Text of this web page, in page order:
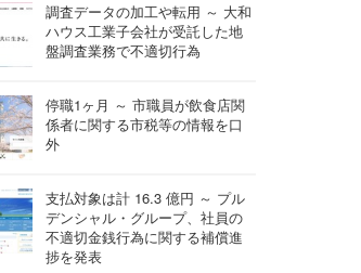
調査データの加工や転用 ～ 大和
ハウス工業子会社が受託した地
盤調査業務で不適切行為
停職1ヶ月 ～ 市職員が飲食店関
係者に関する市税等の情報を口
外
支払対象は計 16.3 億円 ～ プル
デンシャル・グループ、社員の
不適切金銭行為に関する補償進
捗を発表